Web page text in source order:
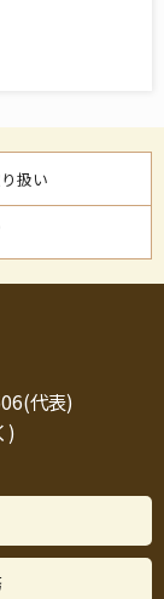
扱い
代表)
)